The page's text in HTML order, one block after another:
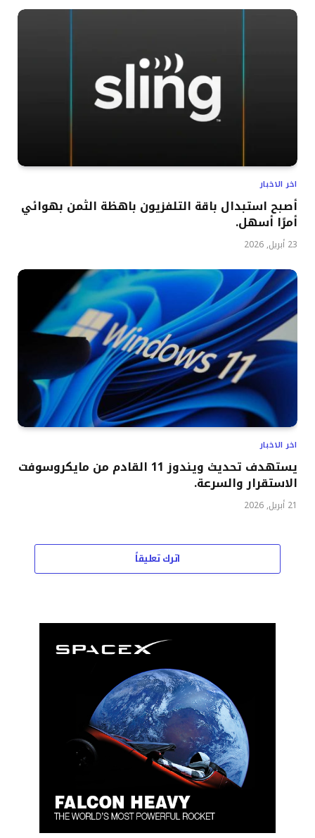
اخر الاخبار
أصبح استبدال باقة التلفزيون باهظة الثمن بهوائي
أمرًا أسهل.
23 أبريل, 2026
اخر الاخبار
يستهدف تحديث ويندوز 11 القادم من مايكروسوفت
الاستقرار والسرعة.
21 أبريل, 2026
اترك تعليقاً